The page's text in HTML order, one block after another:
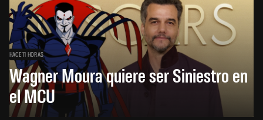
HACE 11 HORAS
Wagner Moura quiere ser Siniestro en
el MCU